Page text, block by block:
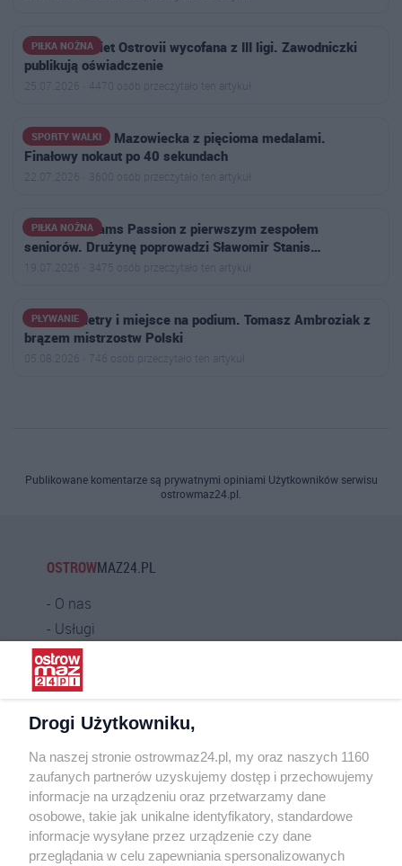
PIŁKA NOŻNA
Drużyna kobiet Ostrovii wycofana z III ligi. Zawodniczki
publikują oświadczenie
25.07.2026 · 4470 osób przeczytało ten artykuł
SPORTY WALKI
Goryle Ostrów Mazowiecka z pięcioma medalami.
Finałowy nokaut po 40 sekundach
22.07.2026 · 3600 osób przeczytało ten artykuł
PIŁKA NOŻNA
Football Dreams Passion z pierwszym zespołem
seniorów. Drużynę poprowadzi Sławomir Stanis…
19.07.2026 · 3475 osób przeczytało ten artykuł
PŁYWANIE
Trzy kilometry i miejsce na podium. Tomasz Ambroziak z
brązem mistrzostw Polski
05.08.2026 · 746 osób przeczytało ten artykuł
Publikowane komentarze są prywatnymi opiniami Użytkowników serwisu
ostrowmaz24.pl.
OSTROWMAZ24.PL
O nas
Usługi
Praca
Warunki korzystania
Kontakt
INFORMATOR
Bankomaty
Msze święte
Nocna pomoc lekarska
Drogi Użytkowniku,
Na naszej stronie ostrowmaz24.pl, my oraz naszych 1160
zaufanych partnerów uzyskujemy dostęp i przechowujemy
informacje na urządzeniu oraz przetwarzamy dane
osobowe, takie jak unikalne identyfikatory, standardowe
informacje wysyłane przez urządzenie czy dane
przeglądania w celu zapewniania spersonalizowanych